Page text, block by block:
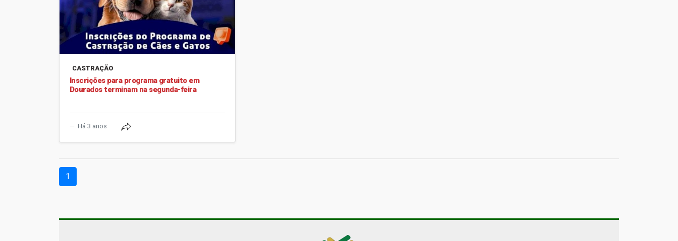
CASTRAÇÃO
Inscrições para programa gratuito em
Dourados terminam na segunda-feira
Há 3 anos
1